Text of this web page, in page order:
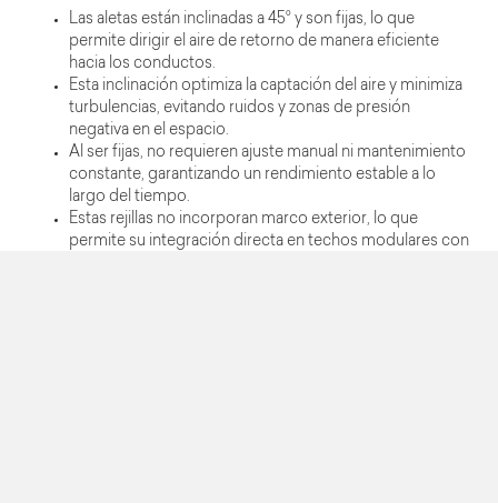
Las aletas están inclinadas a 45° y son fijas, lo que
permite dirigir el aire de retorno de manera eficiente
hacia los conductos.
Esta inclinación optimiza la captación del aire y minimiza
turbulencias, evitando ruidos y zonas de presión
negativa en el espacio.
Al ser fijas, no requieren ajuste manual ni mantenimiento
constante, garantizando un rendimiento estable a lo
largo del tiempo.
Estas rejillas no incorporan marco exterior, lo que
permite su integración directa en techos modulares con